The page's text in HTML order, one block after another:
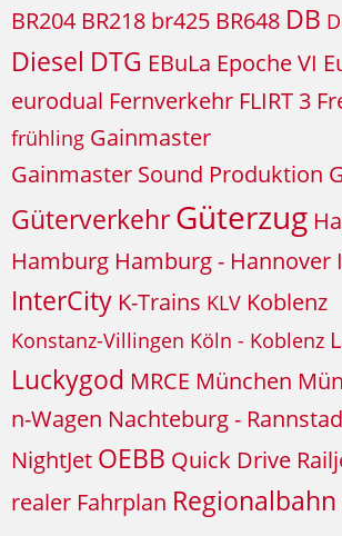
BR204 BR218 br425 BR648 DB
Diesel DTG EBuLa Epoche VI
eurodual Fernverkehr FLIRT 3
frühling Gainmaster
Gainmaster Sound Produktion
GüterverkehrGüterzug
Hamburg Hamburg - Hannover
InterCity K-Trains KLV Koblenz
Konstanz-Villingen Köln - Koblenz
Luckygod MRCE München
n-Wagen Nachteburg -
NightJet OEBB Quick Drive
realer Fahrplan Regionalbahn